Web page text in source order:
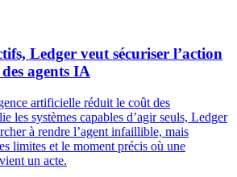
Ledger veut sécuriser l’action
agents IA
artificielle réduit le coût des
les systèmes capables d’agir seuls, Ledger
à rendre l’agent infaillible, mais
limites et le moment précis où une
un acte.